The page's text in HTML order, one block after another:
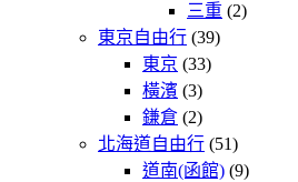
三重 (2)
東京自由行 (39)
東京 (33)
橫濱 (3)
鎌倉 (2)
北海道自由行 (51)
道南(函館) (9)